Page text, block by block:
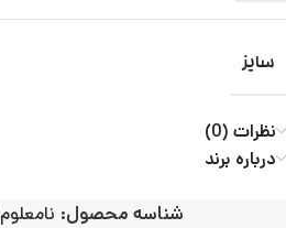
سایز
نظرات (0)
درباره برند
شناسه محصول: نامعلوم